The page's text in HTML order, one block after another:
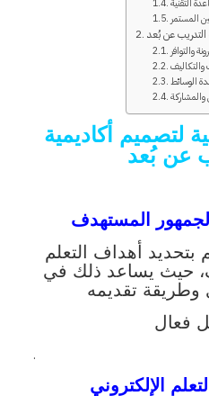
لتصميم أكاديمية
المستهدف
بتحديد أهداف التعلم
حيث يساعد ذلك في
وطريقة تقديمه
.
الإلكتروني